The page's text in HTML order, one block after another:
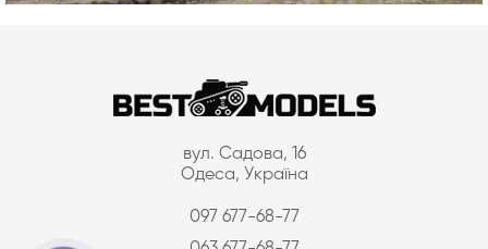
вул. Садова, 16
Одеса, Україна
097 677-68-77